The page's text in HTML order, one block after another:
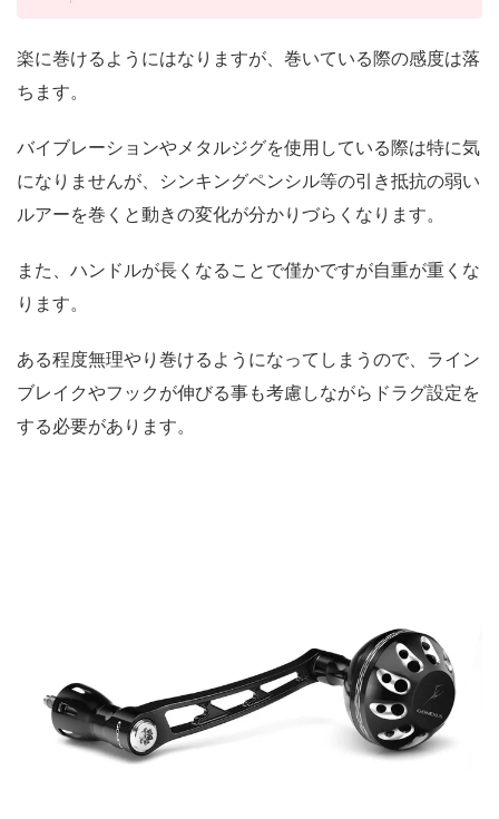
楽に巻けるようにはなりますが、巻いている際の感度は落
ちます。
バイブレーションやメタルジグを使用している際は特に気
になりませんが、シンキングペンシル等の引き抵抗の弱い
ルアーを巻くと動きの変化が分かりづらくなります。
また、ハンドルが長くなることで僅かですが自重が重くな
ります。
ある程度無理やり巻けるようになってしまうので、ライン
ブレイクやフックが伸びる事も考慮しながらドラグ設定を
する必要があります。